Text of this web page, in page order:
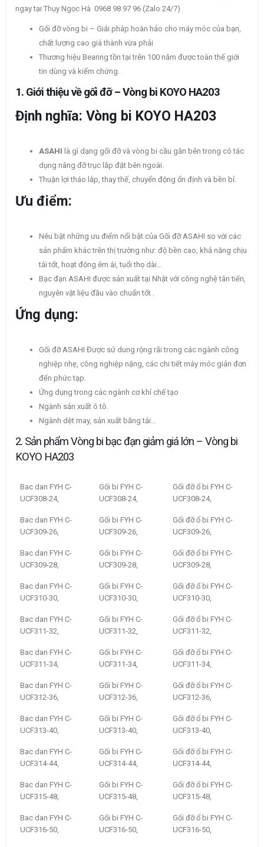
ngay tại Thụy Ngọc Hà 0968 98 97 96 (Zalo 24/7)
Gối đỡ vòng bi – Giải pháp hoàn hảo cho máy móc của bạn,
chất lượng cao giá thành vừa phải
Thương hiệu Bearing tồn tại trên 100 năm được toàn thế giới
tin dùng và kiểm chứng.
1. Giới thiệu về gối đỡ – Vòng bi KOYO HA203
Định nghĩa: Vòng bi KOYO HA203
ASAHI là gì dạng gối đỡ và vòng bi cầu gắn bên trong có tác
dụng nâng đỡ trục lắp đặt bên ngoài.
Thuận lợi tháo lắp, thay thế, chuyển động ổn định và bền bỉ.
Ưu điểm:
Nêu bật những ưu điểm nổi bật của Gối đỡ ASAHI so với các
sản phẩm khác trên thị trường như: độ bền cao, khả năng chịu
tải tốt, hoạt động êm ái, tuổi thọ dài…
Bạc đạn ASAHI được sản xuất tại Nhật với công nghệ tân tiến,
nguyên vật liệu đầu vào chuẩn tốt .
Ứng dụng:
Gối đỡ ASAHI Được sử dung rộng rãi trong các ngành công
nghiệp nhẹ, công nghiệp nặng, các chi tiết máy móc giản đơn
đến phức tạp.
Ứng dụng trong các ngành cơ khí chế tạo
Ngành sản xuất ô tô.
Ngành dệt may, sản xuất băng tải…
2. Sản phẩm Vòng bi bạc đạn giảm giá lớn – Vòng bi
KOYO HA203
Bac dan FYH C-
UCF308-24,
Gối bi FYH C-
UCF308-24,
Gối đỡ ổ bi FYH C-
UCF308-24,
Bac dan FYH C-
UCF309-26,
Gối bi FYH C-
UCF309-26,
Gối đỡ ổ bi FYH C-
UCF309-26,
Bac dan FYH C-
UCF309-28,
Gối bi FYH C-
UCF309-28,
Gối đỡ ổ bi FYH C-
UCF309-28,
Bac dan FYH C-
UCF310-30,
Gối bi FYH C-
UCF310-30,
Gối đỡ ổ bi FYH C-
UCF310-30,
Bac dan FYH C-
UCF311-32,
Gối bi FYH C-
UCF311-32,
Gối đỡ ổ bi FYH C-
UCF311-32,
Bac dan FYH C-
UCF311-34,
Gối bi FYH C-
UCF311-34,
Gối đỡ ổ bi FYH C-
UCF311-34,
Bac dan FYH C-
UCF312-36,
Gối bi FYH C-
UCF312-36,
Gối đỡ ổ bi FYH C-
UCF312-36,
Bac dan FYH C-
UCF313-40,
Gối bi FYH C-
UCF313-40,
Gối đỡ ổ bi FYH C-
UCF313-40,
Bac dan FYH C-
UCF314-44,
Gối bi FYH C-
UCF314-44,
Gối đỡ ổ bi FYH C-
UCF314-44,
Bac dan FYH C-
UCF315-48,
Gối bi FYH C-
UCF315-48,
Gối đỡ ổ bi FYH C-
UCF315-48,
Bac dan FYH C-
UCF316-50,
Gối bi FYH C-
UCF316-50,
Gối đỡ ổ bi FYH C-
UCF316-50,